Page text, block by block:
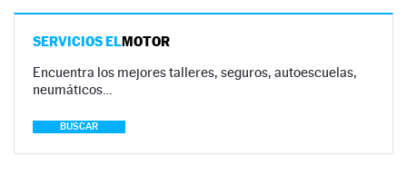
SERVICIOS ELMOTOR
Encuentra los mejores talleres, seguros, autoescuelas,
neumáticos…
BUSCAR